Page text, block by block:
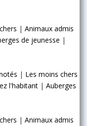
| Animaux admis
de jeunesse |
| Les moins chers
l'habitant | Auberges
| Animaux admis